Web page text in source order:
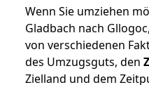
Wenn Sie umziehen
Gladbach nach
von verschiedenen
des Umzugsguts, den
Zielland und dem